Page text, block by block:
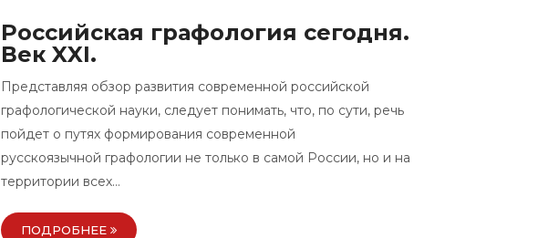
Российская графология сегодня.
Век XXI.
Представляя обзор развития современной российской
графологической науки, следует понимать, что, по сути, речь
пойдет о путях формирования современной
русскоязычной графологии не только в самой России, но и на
территории всех…
ПОДРОБНЕЕ